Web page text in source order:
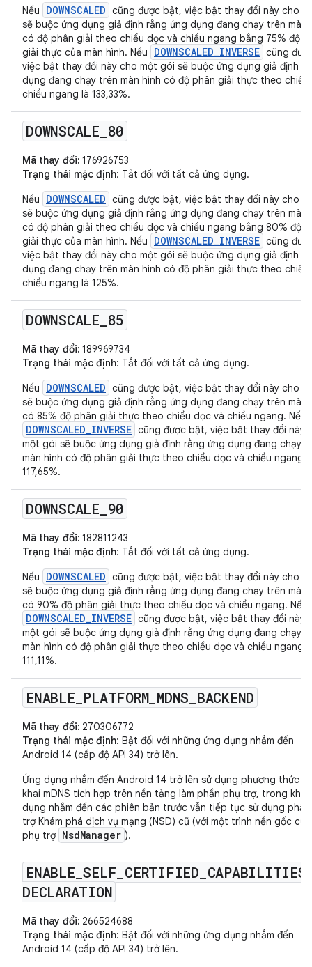
Nếu
DOWNSCALED cũng được bật, việc bật thay đổi này cho
sẽ buộc ứng dụng giả định rằng ứng dụng đang chạy trên màn
có độ phân giải theo chiều dọc và chiều ngang bằng 75% độ
giải thực của màn hình. Nếu
DOWNSCALED_INVERSE cũng
việc bật thay đổi này cho một gói sẽ buộc ứng dụng giả định
dụng đang chạy trên màn hình có độ phân giải thực theo chiều
chiều ngang là 133,33%.
DOWNSCALE 80
Mã thay đổi: 176926753
Trạng thái mặc định: Tắt đối với tất cả ứng dụng.
Nếu
DOWNSCALED cũng được bật, việc bật thay đổi này cho
sẽ buộc ứng dụng giả định rằng ứng dụng đang chạy trên màn
có độ phân giải theo chiều dọc và chiều ngang bằng 80% độ
giải thực của màn hình. Nếu
DOWNSCALED_INVERSE cũng
việc bật thay đổi này cho một gói sẽ buộc ứng dụng giả định
dụng đang chạy trên màn hình có độ phân giải thực theo chiều
chiều ngang là 125%.
DOWNSCALE 85
Mã thay đổi: 189969734
Trạng thái mặc định: Tắt đối với tất cả ứng dụng.
Nếu
DOWNSCALED cũng được bật, việc bật thay đổi này cho
sẽ buộc ứng dụng giả định rằng ứng dụng đang chạy trên màn
có 85% độ phân giải thực theo chiều dọc và chiều ngang. Nếu
DOWNSCALED_INVERSE cũng được bật, việc bật thay đổi này
một gói sẽ buộc ứng dụng giả định rằng ứng dụng đang chạy
màn hình có độ phân giải thực theo chiều dọc và chiều ngang
117,65%.
DOWNSCALE 90
Mã thay đổi: 182811243
Trạng thái mặc định: Tắt đối với tất cả ứng dụng.
Nếu
DOWNSCALED cũng được bật, việc bật thay đổi này cho
sẽ buộc ứng dụng giả định rằng ứng dụng đang chạy trên màn
có 90% độ phân giải thực theo chiều dọc và chiều ngang. Nếu
DOWNSCALED_INVERSE cũng được bật, việc bật thay đổi này
một gói sẽ buộc ứng dụng giả định rằng ứng dụng đang chạy
màn hình có độ phân giải thực theo chiều dọc và chiều ngang
111,11%.
ENABLE PLATFORM_ MDNS BACKEND
Mã thay đổi: 270306772
Trạng thái mặc định: Bật đối với những ứng dụng nhắm đến
Android 14 (cấp độ API 34) trở lên.
Ứng dụng nhắm đến Android 14 trở lên sử dụng phương thức
khai mDNS tích hợp trên nền tảng làm phần phụ trợ, trong khi
dụng nhắm đến các phiên bản trước vẫn tiếp tục sử dụng
trợ Khám phá dịch vụ mạng (NSD) cũ (với một trình nền gốc cũ
phụ trợ NsdManager ).
ENABLE _SELF CERTIFIED CAPABILITIES
DECLARATION
Mã thay đổi: 266524688
Trạng thái mặc định: Bật đối với những ứng dụng nhắm đến
Android 14 (cấp độ API 34) trở lên.